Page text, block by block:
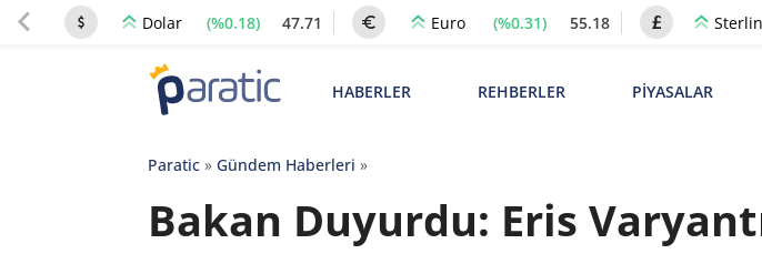
Dolar (%0.18) 47.71 Euro (%0.31) 55.18 Sterlin
HABERLER REHBERLER PİYASALAR
Paratic» Gündem Haberleri »
Bakan Duyurdu: Eris